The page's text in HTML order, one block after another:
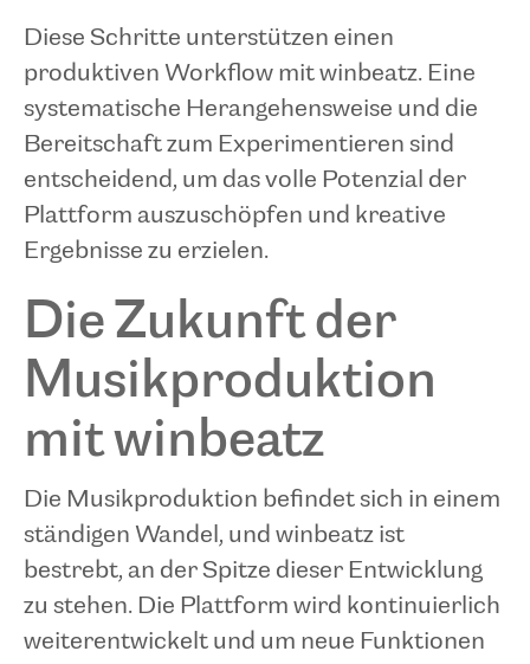
Diese Schritte unterstützen einen
produktiven Workflow mit winbeatz. Eine
systematische Herangehensweise und die
Bereitschaft zum Experimentieren sind
entscheidend, um das volle Potenzial der
Plattform auszuschöpfen und kreative
Ergebnisse zu erzielen.
Die Zukunft der
Musikproduktion
mit winbeatz
Die Musikproduktion befindet sich in einem
ständigen Wandel, und winbeatz ist
bestrebt, an der Spitze dieser Entwicklung
zu stehen. Die Plattform wird kontinuierlich
weiterentwickelt und um neue Funktionen